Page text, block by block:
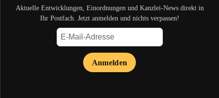
Aktuelle Entwicklungen, Einordnungen und Kanzlei-News direkt in
Ihr Postfach. Jetzt anmelden und nichts verpassen!
Anmelden